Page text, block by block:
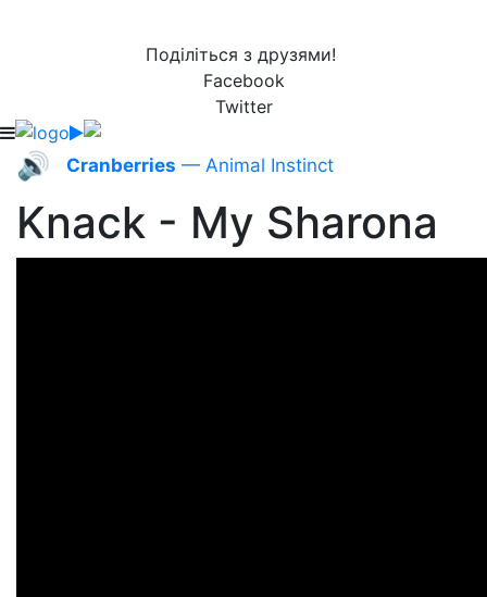
Поділіться з друзями!
Facebook
Twitter
🔊 Cranberries — Animal Instinct
Knack - My Sharona